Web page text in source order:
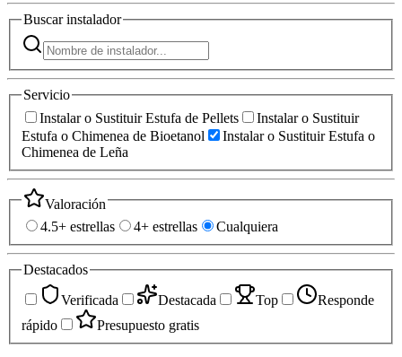
Buscarinstalador
Servicio
Instalar o Sustituir Estufa de Pellets
Instalar o Sustituir
Estufa o Chimenea de Bioetanol
Instalar o Sustituir Estufa o
Chimenea de Leña
Valoración
4.5+ estrellas
4+ estrellas Cualquiera
Destacados
Verificada
Destacada Top
Responde
rápido
Presupuesto gratis